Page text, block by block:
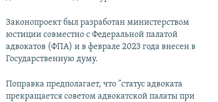
Законопроект был разработан министерством
юстиции совместно с Федеральной палатой
адвокатов (ФПА) и в феврале 2023 года внесен в
Государственную думу.
Поправка предполагает, что "статус адвоката
прекращается советом адвокатской палаты при